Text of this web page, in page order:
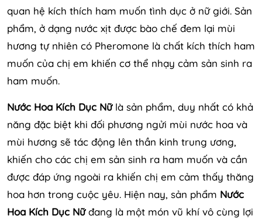
quan hệ kích thích ham muốn tình dục ở nữ giới. Sản
phẩm, ở dạng nước xịt được bào chế đem lại mùi
hương tự nhiên có Pheromone là chất kích thích ham
muốn của chị em khiến cơ thể nhạy cảm sản sinh ra
ham muốn.
Nước Hoa Kích Dục Nữlà sản phẩm, duy nhất có khả
năng đặc biệt khi đối phương ngửi mùi nước hoa và
mùi hương sẽ tác động lên thần kinh trung ương,
khiến cho các chị em sản sinh ra ham muốn và cần
được đáp ứng ngoài ra khiến chị em cảm thấy thăng
hoa hơn trong cuộc yêu. Hiện nay, sản phẩm Nước
Hoa Kích Dục Nữđang là một món vũ khí vô cùng lợi